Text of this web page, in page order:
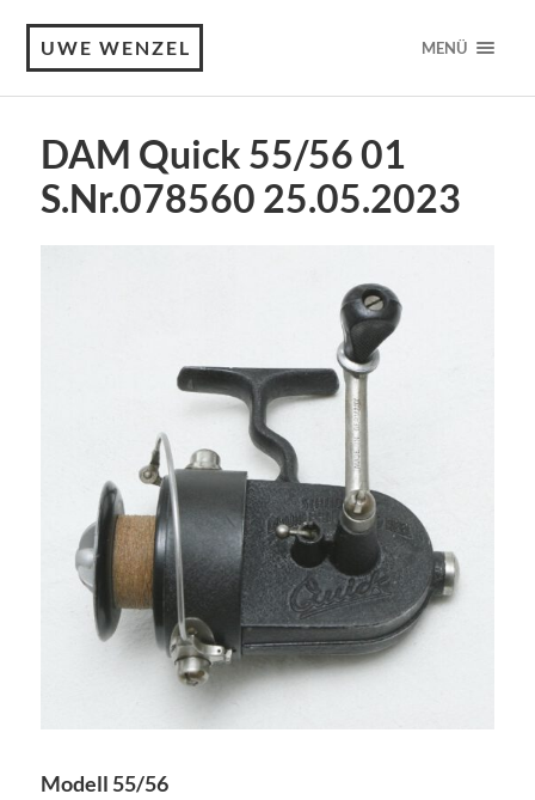
UWE WENZEL MENÜ
DAM Quick 55/56 01
S.Nr.078560 25.05.2023
Modell 55/56